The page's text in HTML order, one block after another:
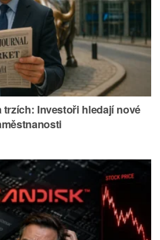
Investoři hledají nové